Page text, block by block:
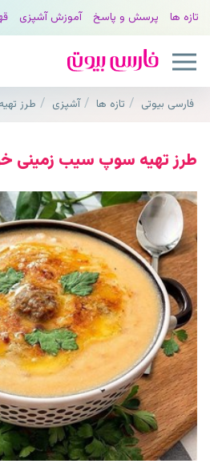
تازه ها پرسش و پاسخ آموزش آشپزی
فارسی بیوتی تازه ها آشپزی طرز
طرز تهیه سوپ سیب زمینی